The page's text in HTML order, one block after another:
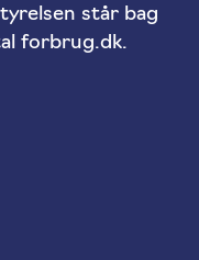
står bag
forbrug.dk.